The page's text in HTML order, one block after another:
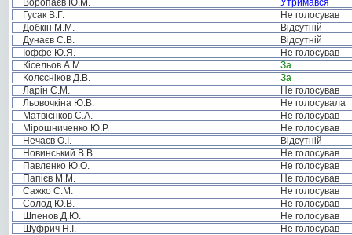
Воропаєв Ю.М.
Утримався
Гусак В.Г.
Не голосував
Добкін М.М.
Відсутній
Дунаєв С.В.
Відсутній
Іоффе Ю.Я.
Не голосував
Кісельов А.М.
За
Колєсніков Д.В.
За
Ларін С.М.
Не голосував
Льовочкіна Ю.В.
Не голосувала
Матвієнков С.А.
Не голосував
Мірошниченко Ю.Р.
Не голосував
Нечаєв О.І.
Відсутній
Новинський В.В.
Не голосував
Павленко Ю.О.
Не голосував
Папієв М.М.
Не голосував
Сажко С.М.
Не голосував
Солод Ю.В.
Не голосував
Шпенов Д.Ю.
Не голосував
Шуфрич Н.І.
Не голосував